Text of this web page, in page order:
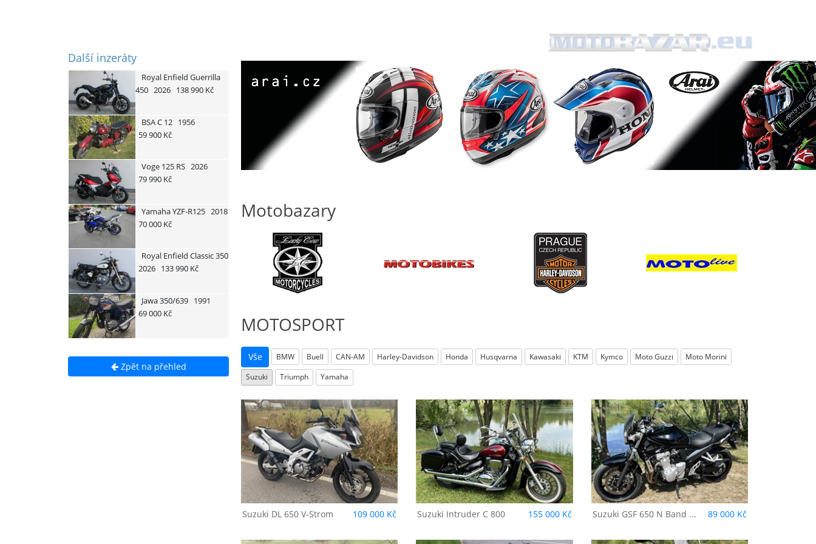
Další inzeráty
Royal Enfield Guerrilla
450 2026 138 990 Kč
BSAC 12 1956
59 900 Kč
Voge125 RS 2026
79 990 Kč
YamahaYZF-R125 2018
70 000 Kč
Royal Enfield Classic 350
2026 133 990 Kč
Jawa350/639 1991
69 000 Kč
Zpět na přehled
Motobazary
MOTOSPORT
Vše BMW Buell CAN-AM Harley-Davidson Honda Husqvarna Kawasaki KTM Kymco Moto Guzzi
Moto Morini
Suzuki
Triumph Yamaha
Suzuki DL 650 V-Strom 109 000 Kč
SuzukiIntruder C 800
Suzuki Intruder C 800 155 000 Kč
SuzukiGSF 650 N Bandit
Suzuki GSF 650 N Band ... 89 000 Kč